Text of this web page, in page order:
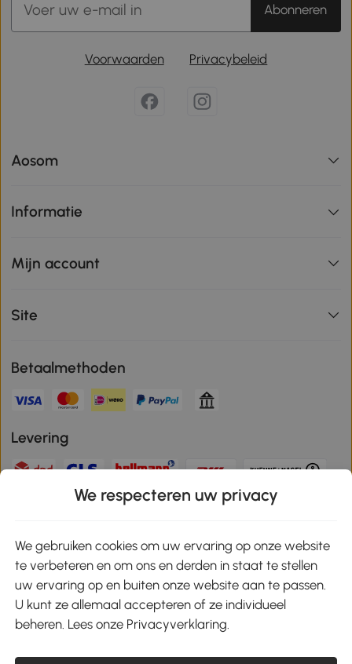
Abonneren
Voorwaarden Privacybeleid
Aosom
Informatie
Mijn account
Site
Betaalmethoden
Levering
Veilige betaling
Download de app en ontvang 10% korting!
Google Play
We respecteren uw privacy
We gebruiken cookies om uw ervaring op onze website
te verbeteren en om ons en derden in staat te stellen
uw ervaring op en buiten onze website aan te passen.
U kunt ze allemaal accepteren of ze individueel
beheren. Lees onze Privacyverklaring.